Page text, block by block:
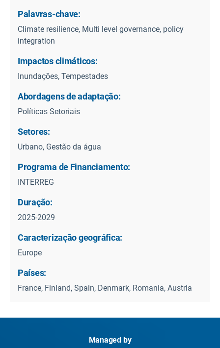
Palavras-chave:
Climate resilience, Multi level governance, policy
integration
Impactos climáticos:
Inundações, Tempestades
Abordagens de adaptação:
Políticas Setoriais
Setores:
Urbano, Gestão da água
Programa de Financiamento:
INTERREG
Duração:
2025-2029
Caracterização geográfica:
Europe
Países:
France, Finland, Spain, Denmark, Romania, Austria
Managed by